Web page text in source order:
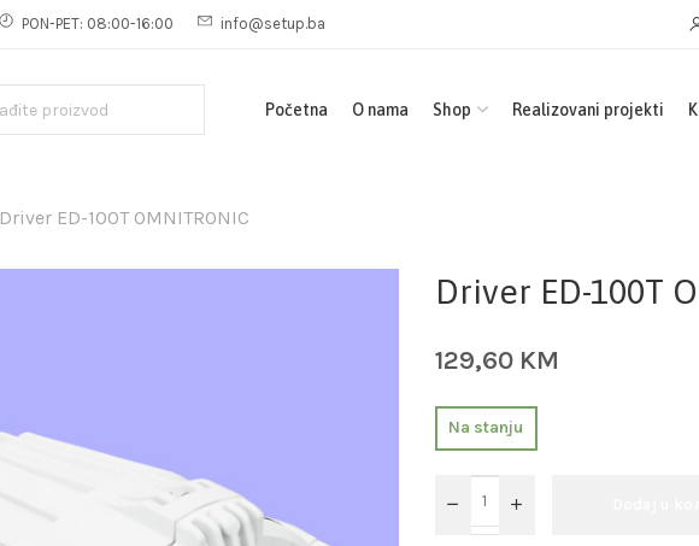
PON-PET: 08:00-16:00 info@setup.ba
Početna O nama Shop Realizovani projekti
Driver ED-100T OMNITRONIC
Driver ED-100T
129,60 KM
Na stanju